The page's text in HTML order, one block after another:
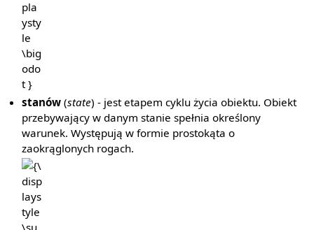
stanów (state) - jest etapem cyklu życia obiektu. Obiekt
przebywający w danym stanie spełnia określony
warunek. Występują w formie prostokąta o
zaokrąglonych rogach.
{\displaystyle
\subset
\supset }